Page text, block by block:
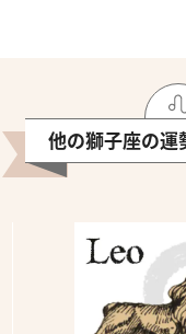
他の獅子座の運